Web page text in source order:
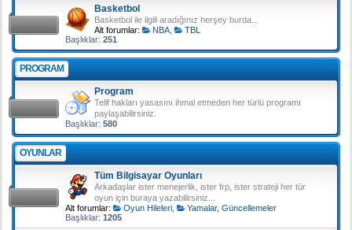
Basketbol
Basketbol ile ilgili aradığınız herşey burda...
Alt forumlar:
NBA,
TBL
Başlıklar: 251
PROGRAM
Program
Telif hakları yasasını ihmal etmeden her türlü programı
paylaşabilirsiniz.
Başlıklar: 580
OYUNLAR
Tüm Bilgisayar Oyunları
Arkadaşlar ister menejerlik, ister frp, ister strateji her tür
oyun için buraya yazabilirsiniz...
Alt forumlar:
Oyun Hileleri,
Yamalar, Güncellemeler
Başlıklar: 1205